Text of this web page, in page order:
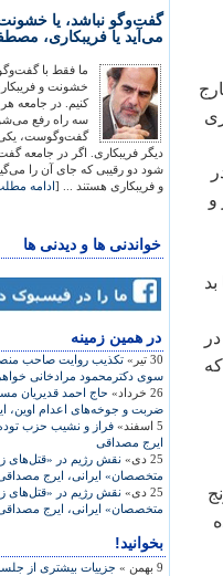
گفت‌وگو نباشد، یا
می‌آید یا فریبکاری،
ما فقط با گفت‌وگو
خشونت و
کنیم. در جامعه
سه راه رفع
گفت‌وگوست،
دیگر فریبکاری. اگر در جامعه
شود دو رقیبی که جای آن را
و فریبکاری هستند ... [ادامه
خواندنی ها و دیدنی ها
در همين زمينه
30 تیر»
تکذیب روایت صاحب
سوی دکترمحمود مرادخانی
26 خرداد»
حاج احمد قدیریان
ضربت و جوخه‌های اعدام اوین،
5 اسفند»
ایرج مصداقی
25 دی»
نقش رژیم در «قتل‌های
متخصصان» ایرانی، ایرج
25 دی»
نقش رژیم در «قتل‌های
متخصصان» ایرانی، ایرج
بخوانید!
9 بهمن »
جزییات بیشتری از
و